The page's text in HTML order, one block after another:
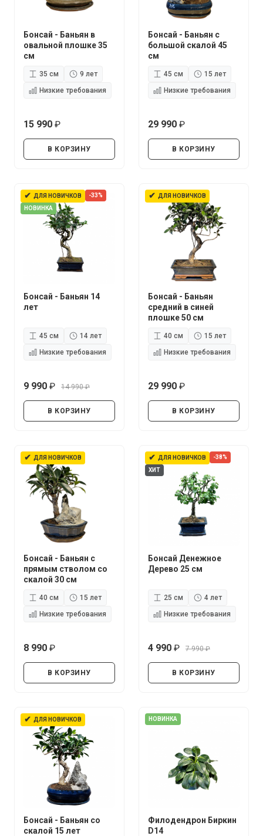
Бонсай - Баньян в
овальной плошке 35
см
35 см
9 лет
Низкие требования
15 990
В КОРЗИНУ
Бонсай - Баньян с
большой скалой 45
см
45 см
15 лет
Низкие требования
29 990
В КОРЗИНУ
✔ ДЛЯ НОВИЧКОВ
-33%
НОВИНКА
Бонсай - Баньян 14
лет
45 см
14 лет
Низкие требования
9 990
14 990
В КОРЗИНУ
✔ ДЛЯ НОВИЧКОВ
Бонсай - Баньян
средний в синей
плошке 50 см
40 см
15 лет
Низкие требования
29 990
В КОРЗИНУ
✔ ДЛЯ НОВИЧКОВ
Бонсай - Баньян с
прямым стволом со
скалой 30 см
40 см
15 лет
Низкие требования
8 990
В КОРЗИНУ
✔ ДЛЯ НОВИЧКОВ
-38%
ХИТ
Бонсай Денежное
Дерево 25 см
25 см
4 лет
Низкие требования
4 990
7 990
В КОРЗИНУ
✔ ДЛЯ НОВИЧКОВ
Бонсай - Баньян со
скалой 15 лет
НОВИНКА
Филодендрон Биркин
D14